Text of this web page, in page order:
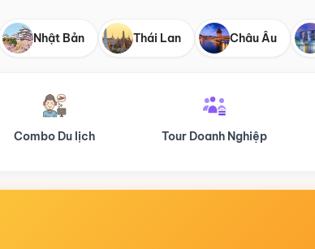
Nhật Bản Thái Lan Châu Âu
Tour Doanh Nghiệp Du lịch Hành Hương